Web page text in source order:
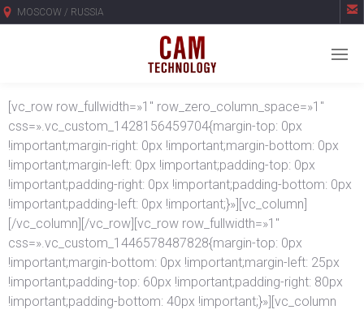
MOSCOW / RUSSIA 
[vc_row row_fullwidth=»1″ row_zero_column_space=»1″
css=».vc_custom_1428156459704{margin-top: 0px
!important;margin-right: 0px !important;margin-bottom: 0px
!important;margin-left: 0px !important;padding-top: 0px
!important;padding-right: 0px !important;padding-bottom: 0px
!important;padding-left: 0px !important;}»][vc_column]
[/vc_column][/vc_row][vc_row row_fullwidth=»1″
css=».vc_custom_1446578487828{margin-top: 0px
!important;margin-bottom: 0px !important;margin-left: 25px
!important;padding-top: 60px !important;padding-right: 80px
!important;padding-bottom: 40px !important;}»][vc_column